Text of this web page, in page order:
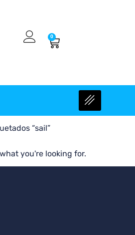
0
“sail”
you're looking for.